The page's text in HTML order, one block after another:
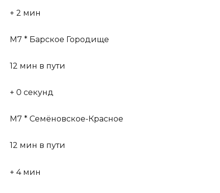
+ 2 мин
М7 * Барское Городище
12 мин в пути
+ 0 секунд
М7 * Семёновское-Красное
12 мин в пути
+ 4 мин